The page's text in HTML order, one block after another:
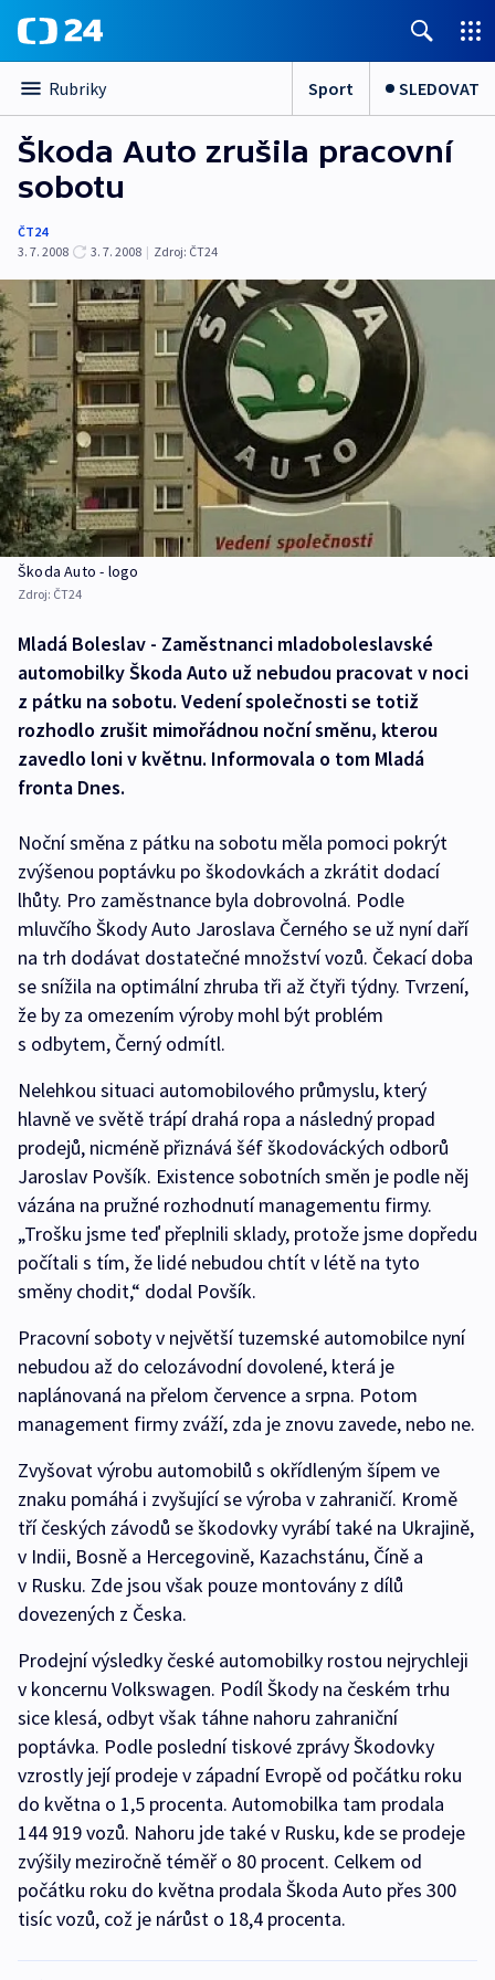
Rubriky Sport SLEDOVAT
Škoda Auto zrušila pracovní
sobotu
ČT24
3. 7. 2008
3. 7. 2008 | Zdroj: ČT24
Škoda Auto - logo
Zdroj: ČT24
Mladá Boleslav - Zaměstnanci mladoboleslavské
automobilky Škoda Auto už nebudou pracovat v noci
z pátku na sobotu. Vedení společnosti se totiž
rozhodlo zrušit mimořádnou noční směnu, kterou
zavedlo loni v květnu. Informovala o tom Mladá
fronta Dnes.
Noční směna z pátku na sobotu měla pomoci pokrýt
zvýšenou poptávku po škodovkách a zkrátit dodací
lhůty. Pro zaměstnance byla dobrovolná. Podle
mluvčího Škody Auto Jaroslava Černého se už nyní daří
na trh dodávat dostatečné množství vozů. Čekací doba
se snížila na optimální zhruba tři až čtyři týdny. Tvrzení,
že by za omezením výroby mohl být problém
s odbytem, Černý odmítl.
Nelehkou situaci automobilového průmyslu, který
hlavně ve světě trápí drahá ropa a následný propad
prodejů, nicméně přiznává šéf škodováckých odborů
Jaroslav Povšík. Existence sobotních směn je podle něj
vázána na pružné rozhodnutí managementu firmy.
„Trošku jsme teď přeplnili sklady, protože jsme dopředu
počítali s tím, že lidé nebudou chtít v létě na tyto
směny chodit,“ dodal Povšík.
Pracovní soboty v největší tuzemské automobilce nyní
nebudou až do celozávodní dovolené, která je
naplánovaná na přelom července a srpna. Potom
management firmy zváží, zda je znovu zavede, nebo ne.
Zvyšovat výrobu automobilů s okřídleným šípem ve
znaku pomáhá i zvyšující se výroba v zahraničí. Kromě
tří českých závodů se škodovky vyrábí také na Ukrajině,
v Indii, Bosně a Hercegovině, Kazachstánu, Číně a
v Rusku. Zde jsou však pouze montovány z dílů
dovezených z Česka.
Prodejní výsledky české automobilky rostou nejrychleji
v koncernu Volkswagen. Podíl Škody na českém trhu
sice klesá, odbyt však táhne nahoru zahraniční
poptávka. Podle poslední tiskové zprávy Škodovky
vzrostly její prodeje v západní Evropě od počátku roku
do května o 1,5 procenta. Automobilka tam prodala
144 919 vozů. Nahoru jde také v Rusku, kde se prodeje
zvýšily meziročně téměř o 80 procent. Celkem od
počátku roku do května prodala Škoda Auto přes 300
tisíc vozů, což je nárůst o 18,4 procenta.